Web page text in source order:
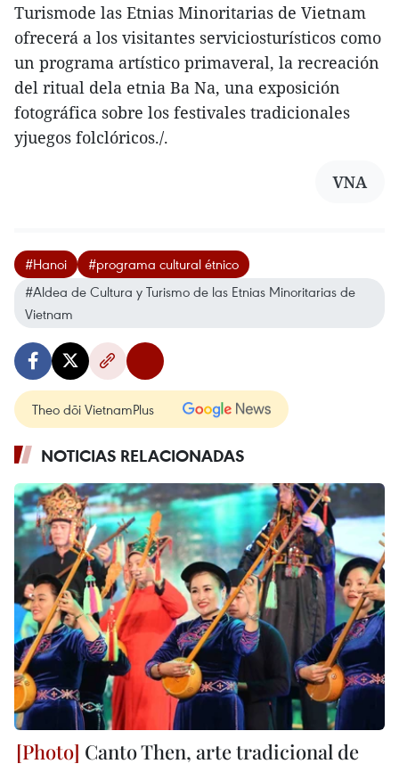
Turismode las Etnias Minoritarias de Vietnam
ofrecerá a los visitantes serviciosturísticos como
un programa artístico primaveral, la recreación
del ritual dela etnia Ba Na, una exposición
fotográfica sobre los festivales tradicionales
yjuegos folclóricos./.
VNA
#Hanoi
#programa cultural étnico
#Aldea de Cultura y Turismo de las Etnias Minoritarias de
Vietnam
Theo dõi VietnamPlus
NOTICIAS RELACIONADAS
Canto Then, arte tradicional de